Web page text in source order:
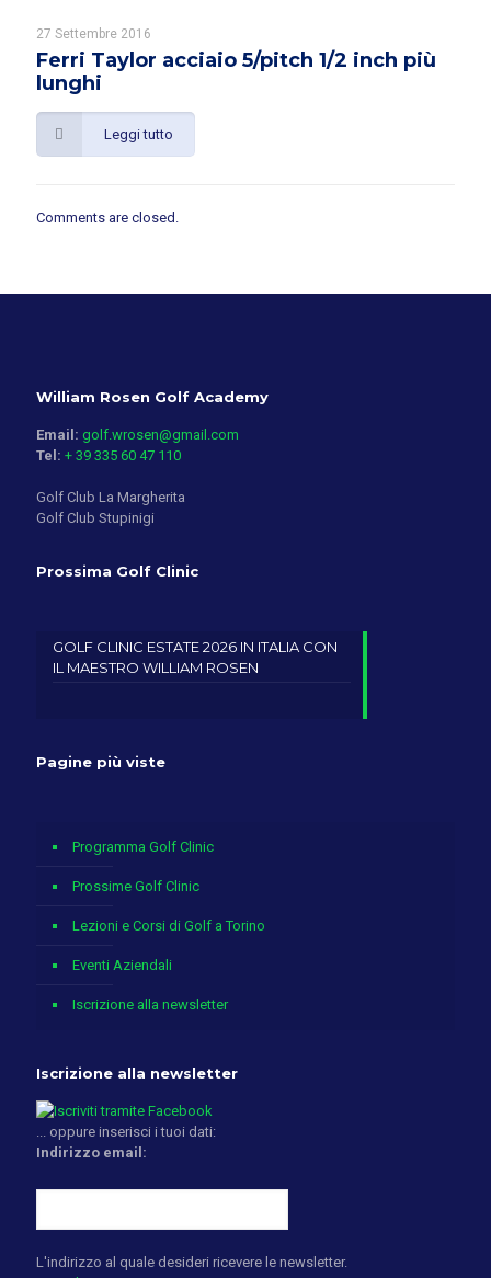
27 Settembre 2016
Ferri Taylor acciaio 5/pitch 1/2 inch più
lunghi
Leggi tutto
Comments are closed.
William Rosen Golf Academy
Email: golf.wrosen@gmail.com
Tel: + 39 335 60 47 110
Golf Club La Margherita
Golf Club Stupinigi
Prossima Golf Clinic
GOLF CLINIC ESTATE 2026 IN ITALIA CON
IL MAESTRO WILLIAM ROSEN
Pagine più viste
Programma Golf Clinic
Prossime Golf Clinic
Lezioni e Corsi di Golf a Torino
Eventi Aziendali
Iscrizione alla newsletter
Iscrizione alla newsletter
... oppure inserisci i tuoi dati:
Indirizzo email:
L'indirizzo al quale desideri ricevere le newsletter.